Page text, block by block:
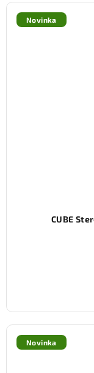
Novinka
CUBE
Novinka